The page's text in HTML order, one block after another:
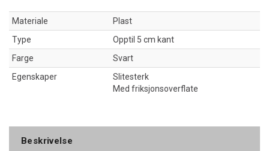
Materiale
Plast
Type
Opptil 5 cm kant
Farge
Svart
Egenskaper
Slitesterk
Med friksjonsoverflate
Beskrivelse